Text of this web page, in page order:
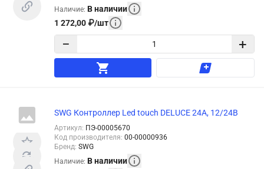
Наличие: В наличии
1 272,00 ₽/шт
− +
SWG Контроллер Led touch DELUCE 24A, 12/24В
Артикул: ПЭ-00005670
Код производителя: 00-00000936
Бренд: SWG
Наличие: В наличии